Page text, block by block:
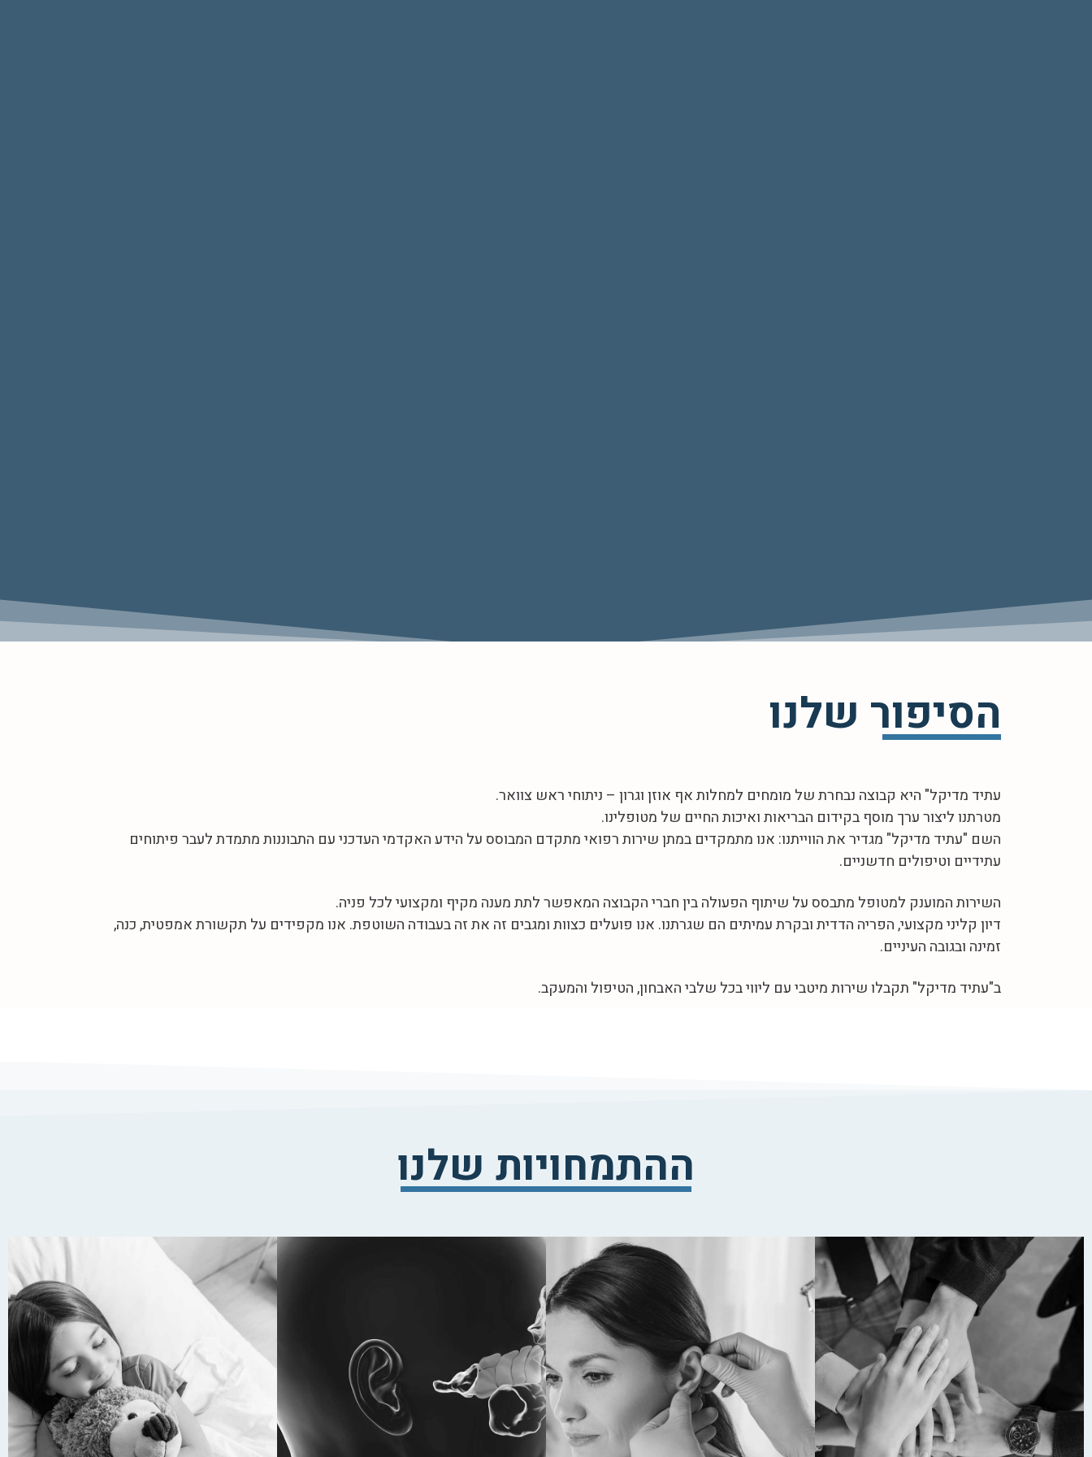
הסיפור שלנו
עתיד מדיקל" היא קבוצה נבחרת של מומחים למחלות אף אוזן וגרון – ניתוחי ראש צוואר.
מטרתנו ליצור ערך מוסף בקידום הבריאות ואיכות החיים של מטופלינו.
השם "עתיד מדיקל" מגדיר את הווייתנו: אנו מתמקדים במתן שירות רפואי מתקדם המבוסס על הידע האקדמי העדכני עם התבוננות מתמדת לעבר פיתוחים
עתידיים וטיפולים חדשניים.
השירות המוענק למטופל מתבסס על שיתוף הפעולה בין חברי הקבוצה המאפשר לתת מענה מקיף ומקצועי לכל פניה.
דיון קליני מקצועי, הפריה הדדית ובקרת עמיתים הם שגרתנו. אנו פועלים כצוות ומגבים זה את זה בעבודה השוטפת. אנו מקפידים על תקשורת אמפטית, כנה,
זמינה ובגובה העיניים.
ב"עתיד מדיקל" תקבלו שירות מיטבי עם ליווי בכל שלבי האבחון, הטיפול והמעקב.
ההתמחויות שלנו